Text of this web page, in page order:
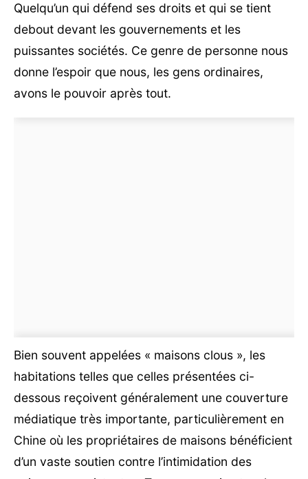
Quelqu’un qui défend ses droits et qui se tient
debout devant les gouvernements et les
puissantes sociétés. Ce genre de personne nous
donne l’espoir que nous, les gens ordinaires,
avons le pouvoir après tout.
Bien souvent appelées « maisons clous », les
habitations telles que celles présentées ci-
dessous reçoivent généralement une couverture
médiatique très importante, particulièrement en
Chine où les propriétaires de maisons bénéficient
d’un vaste soutien contre l’intimidation des